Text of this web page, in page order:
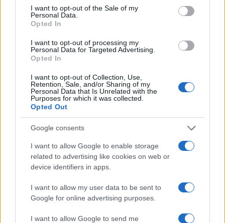
consent section.
I want to opt-out of the Sale of my
Personal Data.
Opted In
I want to opt-out of processing my
Personal Data for Targeted Advertising.
Opted In
I want to opt-out of Collection, Use,
Retention, Sale, and/or Sharing of my
Personal Data that Is Unrelated with the
Purposes for which it was collected.
Opted Out
Google consents
I want to allow Google to enable storage
related to advertising like cookies on web or
device identifiers in apps.
I want to allow my user data to be sent to
Google for online advertising purposes.
I want to allow Google to send me
της Ρωσικής Volga-Dnepr, απ’ τα οποία αν θυμάμαι καλά τρια
είναι δεσμευμένα στη Γερμανία, όπου περνούσαν από συντήρηση,
Σταγόνες στον ωκεανό θα μου πείτε, σε σχέση με τα Ρωσικά
κεφάλαια, αλλά καλό πι-άρ, που λεν στο χωριό μου…
(το καλύτερο αστείο βέβαια αυτής της ιστορίας είναι πως οι
Ρώσοι την βαριά συντήρηση ακόμα και των καθ’ όλα
Σοβιετικών An-124 την έκαναν στη Γερμανία και όχι στη χώρα
Airbus & Boeing με Ρώσικα α/φ μέχρι το 2030… ενώ μετά άπο 12
είναι 100% Ρώσικο με έτοιμη στημένη γραμμή παραγωγής!)
Reply